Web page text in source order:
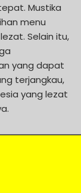
Mustika
menu
Selain itu,
yang dapat
terjangkau,
yang lezat